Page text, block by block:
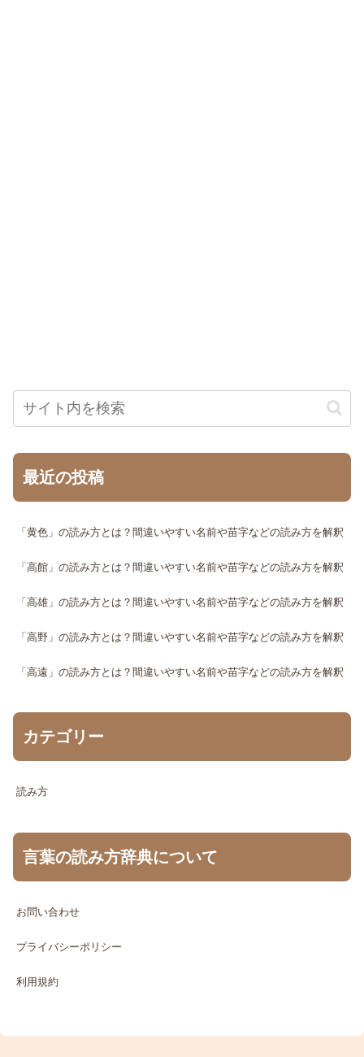
最近の投稿
「黄色」の読み方とは？間違いやすい名前や苗字などの読み方を解釈
「高館」の読み方とは？間違いやすい名前や苗字などの読み方を解釈
「高雄」の読み方とは？間違いやすい名前や苗字などの読み方を解釈
「高野」の読み方とは？間違いやすい名前や苗字などの読み方を解釈
「高遠」の読み方とは？間違いやすい名前や苗字などの読み方を解釈
カテゴリー
読み方
言葉の読み方辞典について
お問い合わせ
プライバシーポリシー
利用規約